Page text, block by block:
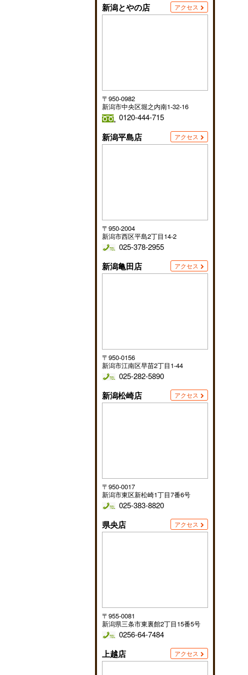
新潟とやの店 アクセス
〒950-0982
新潟市中央区堀之内南1-32-16
0120-444-715
新潟平島店 アクセス
〒950-2004
新潟市西区平島2丁目14-2
025-378-2955
新潟亀田店 アクセス
〒950-0156
新潟市江南区早苗2丁目1-44
025-282-5890
新潟松崎店 アクセス
〒950-0017
新潟市東区新松崎1丁目7番6号
025-383-8820
県央店 アクセス
〒955-0081
新潟県三条市東裏館2丁目15番5号
0256-64-7484
上越店 アクセス